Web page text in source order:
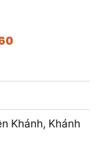
Khánh, Khánh